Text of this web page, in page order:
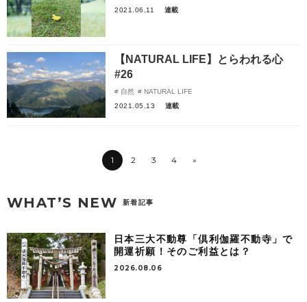
2021.06.11
連載
【NATURAL LIFE】とらわれる心
#26
自然
NATURAL LIFE
2021.05.13
連載
1 2 3 4 »
WHAT’S NEW 新着記事
日本三大不動尊「倶利伽羅不動寺」で
開運祈願！そのご利益とは？
2026.08.06